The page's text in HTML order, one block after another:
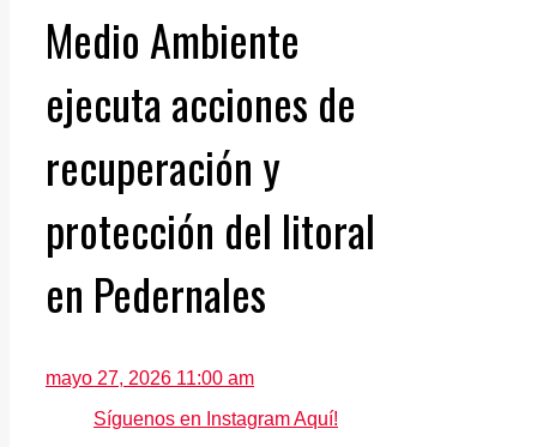
Medio Ambiente
ejecuta acciones de
recuperación y
protección del litoral
en Pedernales
mayo 27, 2026 11:00 am
Síguenos en Instagram Aquí!